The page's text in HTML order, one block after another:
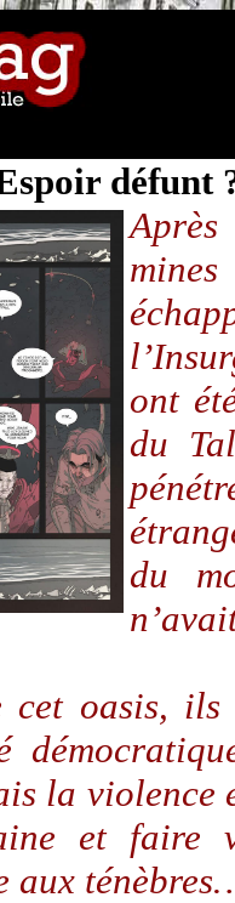
défunt
ont
du
du
oasis, ils
la violence
et
aux